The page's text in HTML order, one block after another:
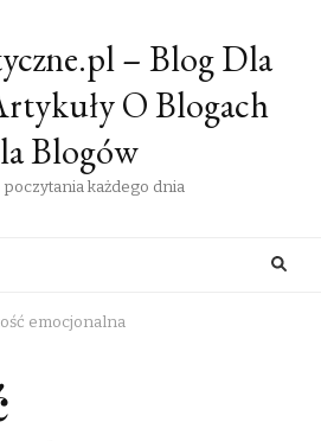
– Blog Dla
O Blogach
Blogów
każdego dnia
emocjonalna